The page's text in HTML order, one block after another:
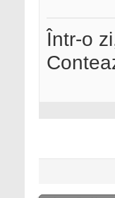
Într-o